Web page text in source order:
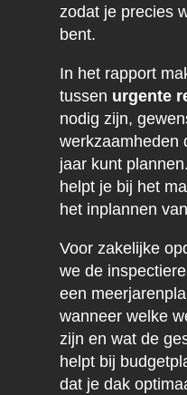
zodat je precies
bent.
In het rapport
tussen urgente
nodig zijn,
werkzaamheden
jaar kunt
helpt je bij het
het inplannen
Voor zakelijke
we de
een
wanneer welke
zijn en wat de
helpt bij
dat je dak